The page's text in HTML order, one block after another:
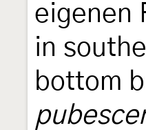
eigenen
in
bottom